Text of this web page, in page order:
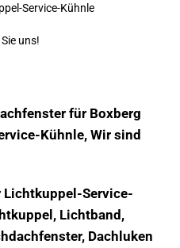
Service-Kühnle
uns!
für Boxberg
Kühnle, Wir sind
Lichtkuppel-Service-
Lichtband,
Dachluken